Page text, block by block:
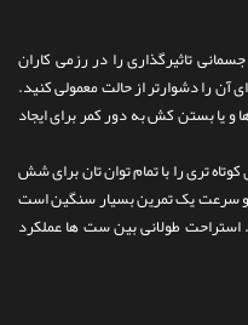
تاثیرگذاری را در رزمی کاران
آن را دشوارتر از حالت معمولی کنید.
و یا بستن کش به دور کمر برای ایجاد
تری را با تمام توان تان برای شش
سرعت یک تمرین بسیار سنگین است
استراحت طولانی بین ست ها عملکرد